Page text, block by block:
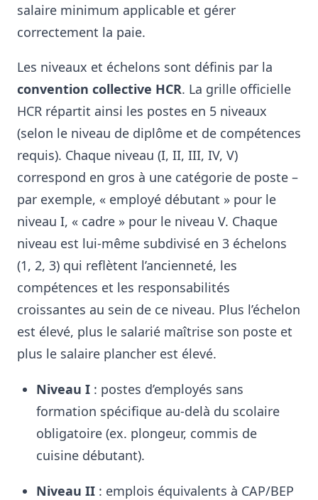
salaire minimum applicable et gérer
correctement la paie.
Les niveaux et échelons sont définis par la
convention collective HCR. La grille officielle
HCR répartit ainsi les postes en 5 niveaux
(selon le niveau de diplôme et de compétences
requis). Chaque niveau (I, II, III, IV, V)
correspond en gros à une catégorie de poste –
par exemple, « employé débutant » pour le
niveau I, « cadre » pour le niveau V. Chaque
niveau est lui-même subdivisé en 3 échelons
(1, 2, 3) qui reflètent l’ancienneté, les
compétences et les responsabilités
croissantes au sein de ce niveau. Plus l’échelon
est élevé, plus le salarié maîtrise son poste et
plus le salaire plancher est élevé.
Niveau I : postes d’employés sans
formation spécifique au-delà du scolaire
obligatoire (ex. plongeur, commis de
cuisine débutant).
Niveau II : emplois équivalents à CAP/BEP